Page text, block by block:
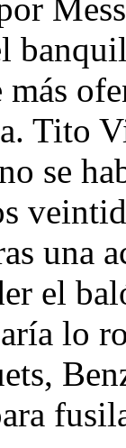
más
Tito
se
una
el
lo